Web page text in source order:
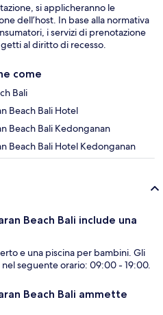
si applicheranno le
dell’host. In base alla normativa
i servizi di prenotazione
al diritto di recesso.
come
Bali
Beach Bali Hotel
Beach Bali Kedonganan
Beach Bali Hotel Kedonganan
Beach Bali include una
e una piscina per bambini. Gli
seguente orario: 09:00 - 19:00.
Beach Bali ammette